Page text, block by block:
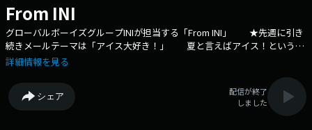
From INI
グローバルボーイズグループINIが担当する「From INI」 ★先週に引き
続きメールテーマは「アイス大好き！」 夏と言えばアイス！というこ
とで、大好きなアイスの話から、めずらしいアイス、 こんなアイスの
●「レコメンドINI(アイエヌアイ)～おススメエンタメ教えます！」 メン
バーがおススメエンタメを紹介するレコメンドINI。 みなさんに是非見て
頂きたい、 おススメの映画やアニメについてお話していきます。
詳細情報を見る
シェア
配信が終了
しました